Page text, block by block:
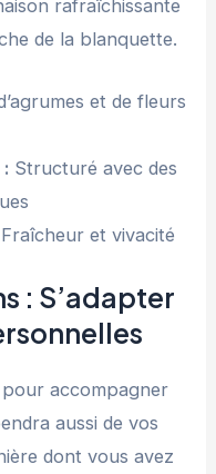
rafraîchissante
de la blanquette.
et de fleurs
Structuré avec des
Fraîcheur et vivacité
: S’adapter
accompagner
aussi de vos
dont vous avez